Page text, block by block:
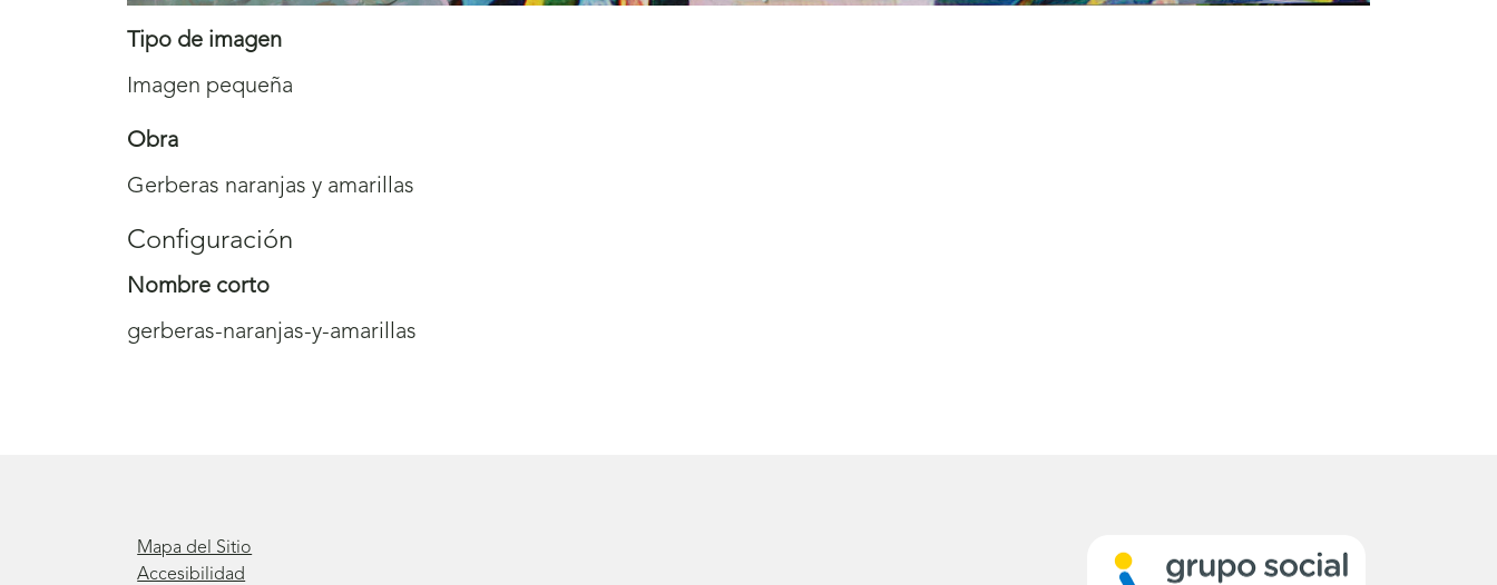
Tipo de imagen
Imagen pequeña
Obra
Gerberas naranjas y amarillas
Configuración
Nombre corto
gerberas-naranjas-y-amarillas
Mapa del Sitio
Accesibilidad